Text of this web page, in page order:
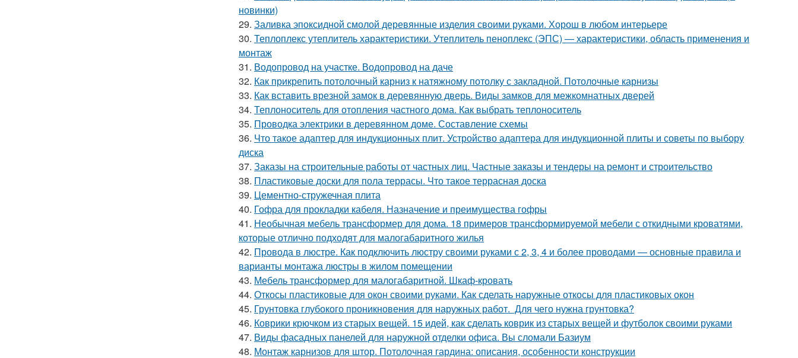
новинки)
29. Заливка эпоксидной смолой деревянные изделия своими руками. Хорош в любом интерьере
30. Теплоплекс утеплитель характеристики. Утеплитель пеноплекс (ЭПС) — характеристики, область применения и
монтаж
31. Водопровод на участке. Водопровод на даче
32. Как прикрепить потолочный карниз к натяжному потолку с закладной. Потолочные карнизы
33. Как вставить врезной замок в деревянную дверь. Виды замков для межкомнатных дверей
34. Теплоноситель для отопления частного дома. Как выбрать теплоноситель
35. Проводка электрики в деревянном доме. Составление схемы
36. Что такое адаптер для индукционных плит. Устройство адаптера для индукционной плиты и советы по выбору
диска
37. Заказы на строительные работы от частных лиц. Частные заказы и тендеры на ремонт и строительство
38. Пластиковые доски для пола террасы. Что такое террасная доска
39. Цементно-стружечная плита
40. Гофра для прокладки кабеля. Назначение и преимущества гофры
41. Необычная мебель трансформер для дома. 18 примеров трансформируемой мебели с откидными кроватями,
которые отлично подходят для малогабаритного жилья
42. Провода в люстре. Как подключить люстру своими руками с 2, 3, 4 и более проводами — основные правила и
варианты монтажа люстры в жилом помещении
43. Мебель трансформер для малогабаритной. Шкаф-кровать
44. Откосы пластиковые для окон своими руками. Как сделать наружные откосы для пластиковых окон
45. Грунтовка глубокого проникновения для наружных работ. Для чего нужна грунтовка?
46. Коврики крючком из старых вещей. 15 идей, как сделать коврик из старых вещей и футболок своими руками
47. Виды фасадных панелей для наружной отделки офиса. Вы сломали Базиум
48. Монтаж карнизов для штор. Потолочная гардина: описания, особенности конструкции